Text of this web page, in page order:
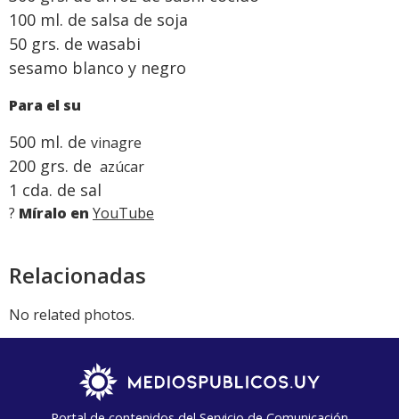
100 ml. de salsa de soja
50 grs. de wasabi
sesamo blanco y negro
Para el su
500 ml. de vinagre
200 grs. de azúcar
1 cda. de sal
? Míralo en YouTube
Relacionadas
No related photos.